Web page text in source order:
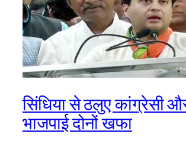
सिंधिया से ठलुए कांग्रेसी
भाजपाई दोनों खफा